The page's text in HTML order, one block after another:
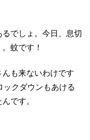
でしょ。今日、息切
蚊です！
も来ないわけです
ックダウンもあける
です。